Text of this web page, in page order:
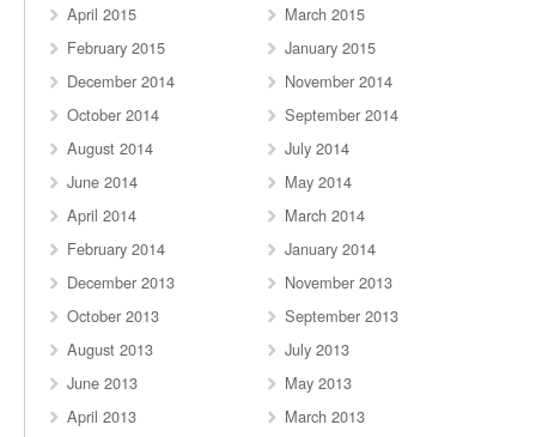
April 2015
March 2015
February 2015
January 2015
December 2014
November 2014
October 2014
September 2014
August 2014
July 2014
June 2014
May 2014
April 2014
March 2014
February 2014
January 2014
December 2013
November 2013
October 2013
September 2013
August 2013
July 2013
June 2013
May 2013
April 2013
March 2013